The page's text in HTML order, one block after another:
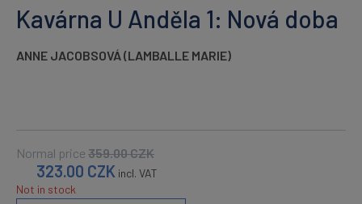
Kavárna U Anděla 1: Nová doba
ANNE JACOBSOVÁ (LAMBALLE MARIE)
Normal price 359.00CZK
323.00 CZK incl. VAT
Not in stock